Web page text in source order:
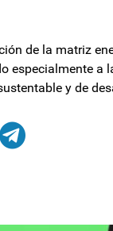
de la matriz
especialmente a
y de